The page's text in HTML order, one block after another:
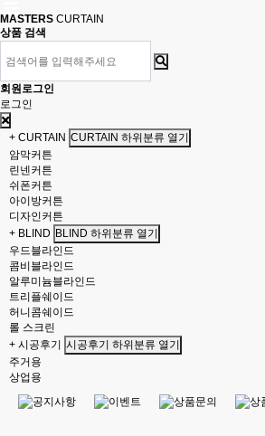
MASTERS CURTAIN
상품 검색
회원로그인
로그인
+ CURTAIN CURTAIN 하위분류 열기
암막커튼
린넨커튼
쉬폰커튼
아이방커튼
디자인커튼
+ BLIND BLIND 하위분류 열기
우드블라인드
콤비블라인드
알루미늄블라인드
트리플쉐이드
허니콤쉐이드
롤 스크린
+ 시공후기 시공후기 하위분류 열기
주거용
상업용